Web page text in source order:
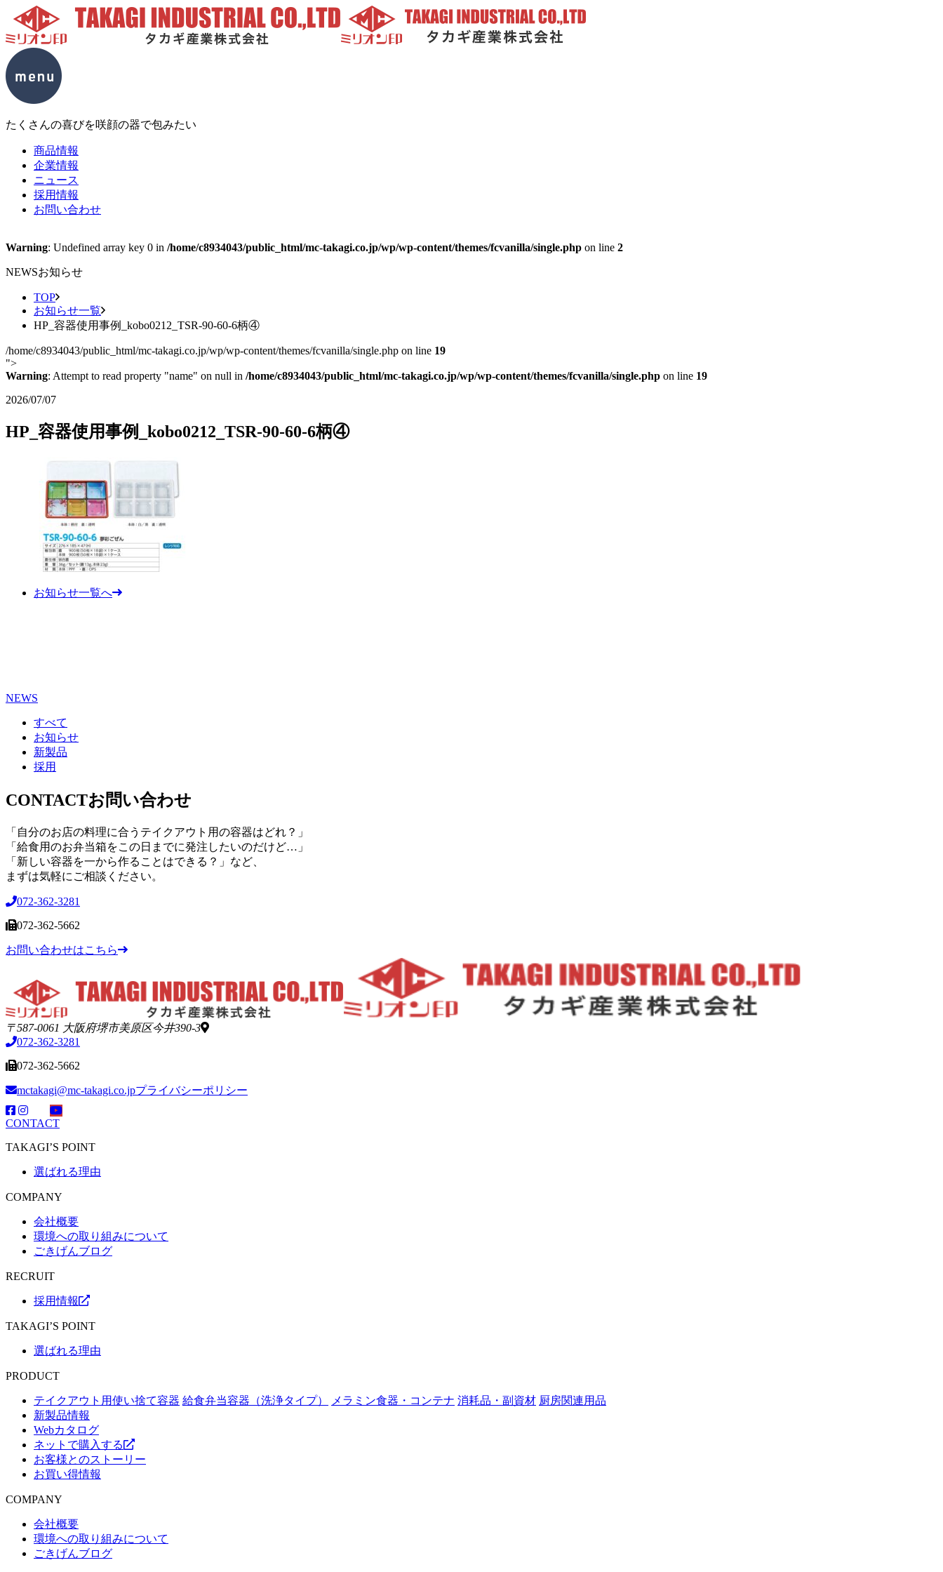
たくさんの喜びを咲顔の器で包みたい
商品情報
企業情報
ニュース
採用情報
お問い合わせ
Warning: Undefined array key 0 in /home/c8934043/public_html/mc-takagi.co.jp/wp/wp-content/themes/fcvanilla/single.php on line 2
NEWSお知らせ
TOP
お知らせ一覧
HP_容器使用事例_kobo0212_TSR-90-60-6柄④
/home/c8934043/public_html/mc-takagi.co.jp/wp/wp-content/themes/fcvanilla/single.php on line 19
">
Warning: Attempt to read property "name" on null in /home/c8934043/public_html/mc-takagi.co.jp/wp/wp-content/themes/fcvanilla/single.php on line 19
2026/07/07
HP_容器使用事例_kobo0212_TSR-90-60-6柄④
お知らせ一覧へ
NEWS
すべて
お知らせ
新製品
採用
CONTACTお問い合わせ
「自分のお店の料理に合うテイクアウト用の容器はどれ？」
「給食用のお弁当箱をこの日までに発注したいのだけど…」
「新しい容器を一から作ることはできる？」など、
まずは気軽にご相談ください。
072-362-3281
072-362-5662
お問い合わせはこちら
〒587-0061 大阪府堺市美原区今井390-3
072-362-3281
072-362-5662
mctakagi@mc-takagi.co.jpプライバシーポリシー
CONTACT
TAKAGI’S POINT
選ばれる理由
COMPANY
会社概要
環境への取り組みについて
ごきげんブログ
RECRUIT
採用情報
TAKAGI’S POINT
選ばれる理由
PRODUCT
テイクアウト用使い捨て容器 給食弁当容器（洗浄タイプ） メラミン食器・コンテナ 消耗品・副資材 厨房関連用品
新製品情報
Webカタログ
ネットで購入する
お客様とのストーリー
お買い得情報
COMPANY
会社概要
環境への取り組みについて
ごきげんブログ